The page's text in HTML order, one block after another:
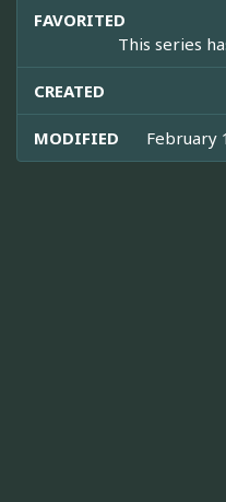
FAVORITED
This series
CREATED
MODIFIED February